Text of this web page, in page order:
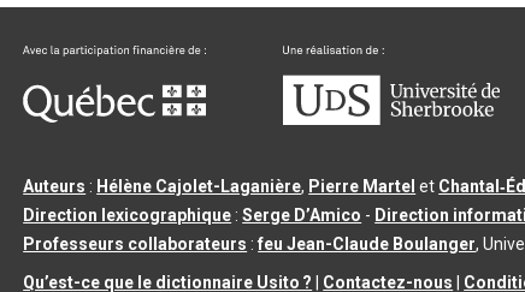
Auteurs : Hélène Cajolet-Laganière, Pierre Martel et
Direction lexicographique :Serge D’Amico - Direction
Professeurs collaborateurs :feu Jean-Claude Boulanger,
Qu’est-ce que le dictionnaire Usito ?
Contactez-nous